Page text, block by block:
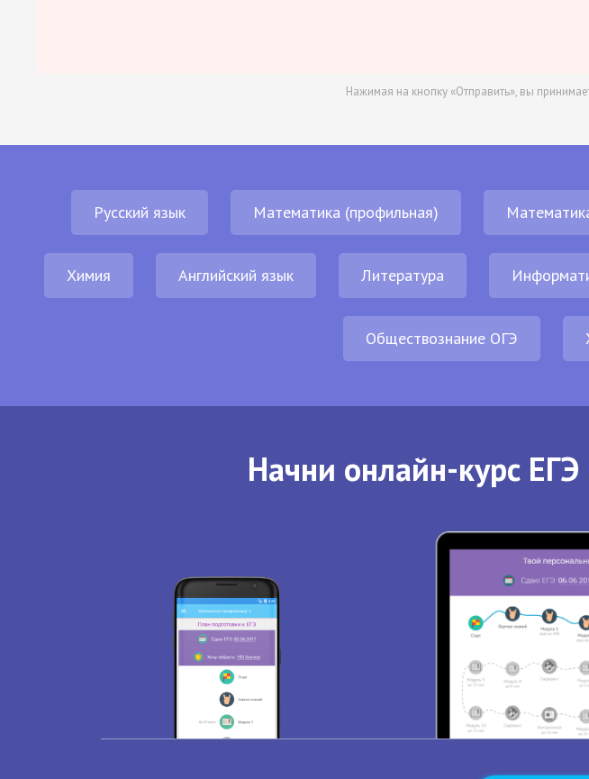
Нажимая на кнопку «Отправить», вы
Русский язык Математика (профильная)
Химия Английский язык Литература
Обществознание ОГЭ
Начни онлайн-курс